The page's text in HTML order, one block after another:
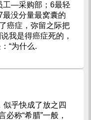
工—采购部；6最轻
没分量最窝囊的
癌症，弥留之际把
我是得癌症死的，
“为什么.
似乎快成了放之四
称“希腊”一般，